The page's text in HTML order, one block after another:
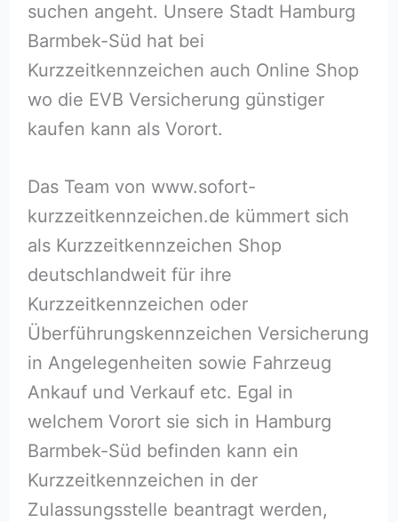
suchen angeht. Unsere Stadt Hamburg
Barmbek-Süd hat bei
Kurzzeitkennzeichen auch Online Shop
wo die EVB Versicherung günstiger
kaufen kann als Vorort.
Das Team von www.sofort-
kurzzeitkennzeichen.de kümmert sich
als Kurzzeitkennzeichen Shop
deutschlandweit für ihre
Kurzzeitkennzeichen oder
Überführungskennzeichen Versicherung
in Angelegenheiten sowie Fahrzeug
Ankauf und Verkauf etc. Egal in
welchem Vorort sie sich in Hamburg
Barmbek-Süd befinden kann ein
Kurzzeitkennzeichen in der
Zulassungsstelle beantragt werden,